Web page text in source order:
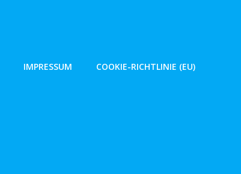
IMPRESSUM COOKIE-RICHTLINIE (EU)